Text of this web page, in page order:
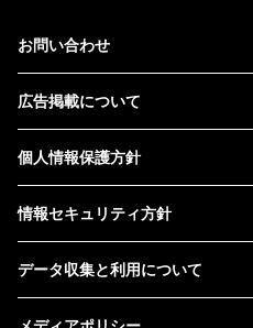
お問い合わせ
広告掲載について
個人情報保護方針
情報セキュリティ方針
データ収集と利用について